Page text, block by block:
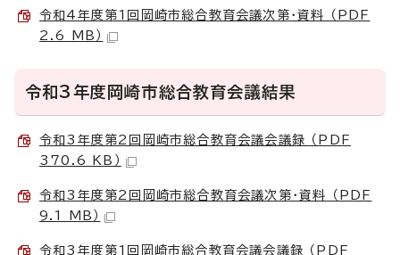
令和4年度第1回岡崎市総合教育会議次第・資料 （PDF
2.6 MB）
令和3年度岡崎市総合教育会議結果
令和3年度第2回岡崎市総合教育会議会議録 （PDF
370.6 KB）
令和3年度第2回岡崎市総合教育会議次第・資料 （PDF
9.1 MB）
令和3年度第1回岡崎市総合教育会議会議録 （PDF